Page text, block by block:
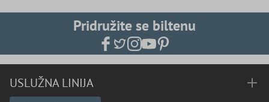
Pridružite se biltenu
USLUŽNA LINIJA